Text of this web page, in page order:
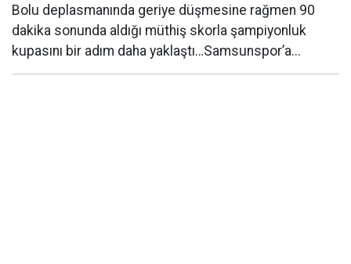
Bolu deplasmanında geriye düşmesine rağmen 90
dakika sonunda aldığı müthiş skorla şampiyonluk
kupasını bir adım daha yaklaştı…Samsunspor’a...